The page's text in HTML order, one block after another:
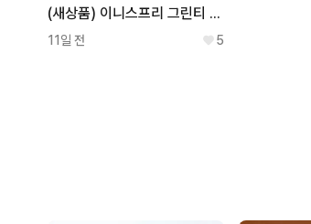
(새상품) 이니스프리 그린티 세라마이드 크림 50ml
11일 전 5